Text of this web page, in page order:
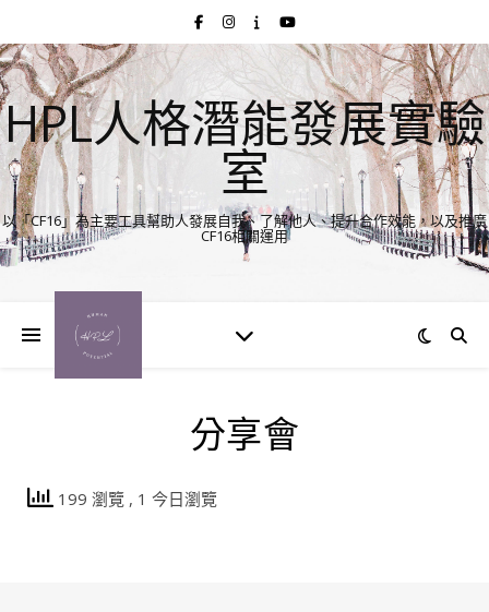
HPL人格潛能發展實驗
室
以「CF16」為主要工具幫助人發展自我、了解他人、提升合作效能，以及推廣
CF16相關運用
分享會
199 瀏覽 , 1 今日瀏覽